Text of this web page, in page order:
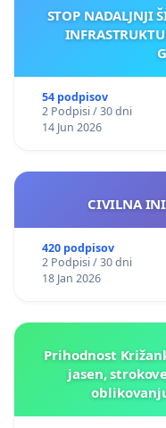
STOP NADALJNJI
54 podpisov
2 Podpisi / 30 dni
14 Jun 2026
CIVILNA
420 podpisov
2 Podpisi / 30 dni
18 Jan 2026
Prihodnost
jasen,